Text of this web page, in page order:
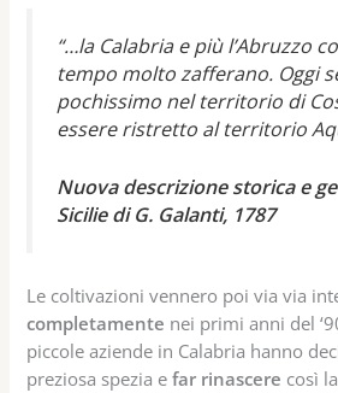
“…la Calabria e più l’Abruzzo
tempo molto zafferano. Oggi
pochissimo nel territorio di
essere ristretto al territorio
Nuova descrizione storica e
Sicilie di G. Galanti, 1787
Le coltivazioni vennero poi via via
completamente nei primi anni del
piccole aziende in Calabria hanno
preziosa spezia efar rinascere così